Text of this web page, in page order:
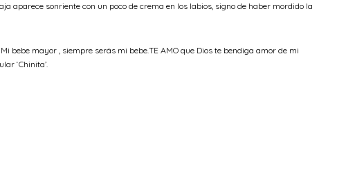
aparece sonriente con un poco de crema en los labios, signo de haber mordido la
bebe mayor , siempre serás mi bebe.TE AMO que Dios te bendiga amor de mi
‘Chinita’.